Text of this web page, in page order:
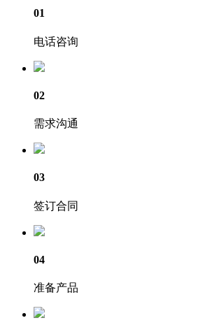
01
电话咨询
02
需求沟通
03
签订合同
04
准备产品